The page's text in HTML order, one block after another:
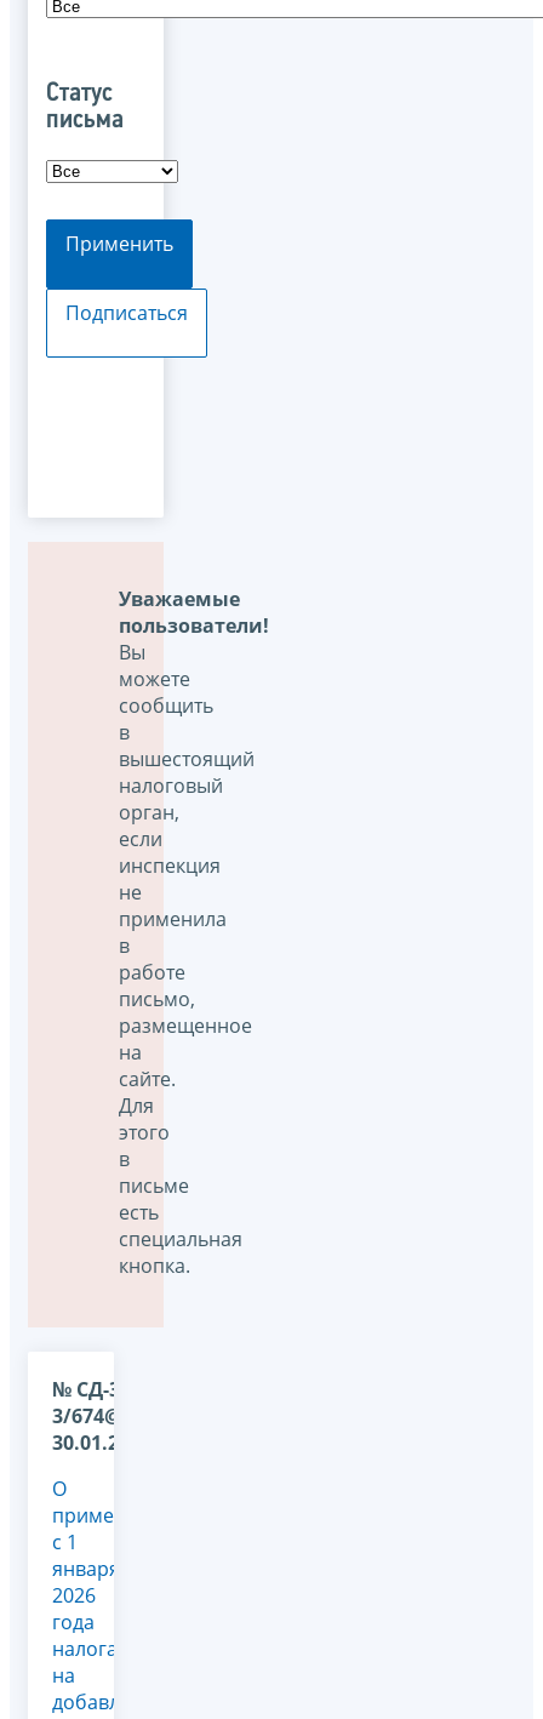
Статус
письма
Применить
Подписаться
Уважаемые
пользователи!
Вы
можете
сообщить
в
вышестоящий
налоговый
орган,
если
инспекция
не
применила
в
работе
письмо,
размещенное
на
сайте.
Для
этого
в
письме
есть
специальная
кнопка.
№ СД-36-
3/674@ от
30.01.2026
О
применении
с 1
января
2026
года
налога
на
добавленную